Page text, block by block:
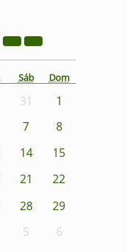
Sáb Dom
31
1
7
8
14
15
21
22
28
29
5 6